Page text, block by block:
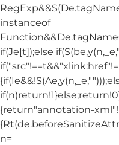
instanceof
if(Je[t]);else
{return"annotation-
n=